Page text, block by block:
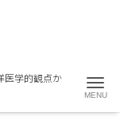
医学的観点か